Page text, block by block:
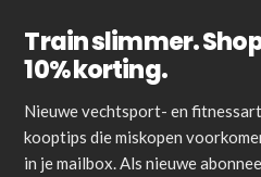
Train slimmer.
10% korting.
Nieuwe vechtsport- en
kooptips die miskopen
in je mailbox. Als nieuwe